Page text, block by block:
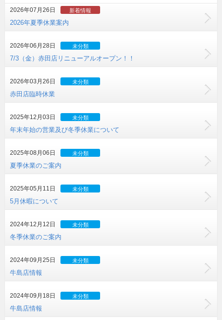
2026年07月26日 新着情報
2026年夏季休業案内
2026年06月28日 未分類
7/3（金）赤田店リニューアルオープン！！
2026年03月26日 未分類
赤田店臨時休業
2025年12月03日 未分類
年末年始の営業及び冬季休業について
2025年08月06日 未分類
夏季休業のご案内
2025年05月11日 未分類
5月休暇について
2024年12月12日 未分類
冬季休業のご案内
2024年09月25日 未分類
牛島店情報
2024年09月18日 未分類
牛島店情報